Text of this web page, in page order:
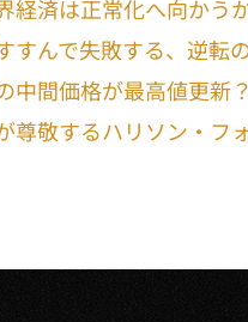
経済は正常化へ向かう
すんで失敗する、逆転
中間価格が最高値更新？
尊敬するハリソン・フ